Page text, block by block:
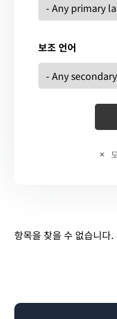
보조 언어
항목을 찾을 수 없습니다.